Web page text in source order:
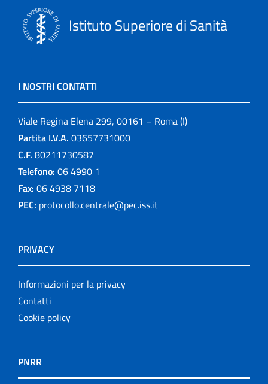
Istituto Superiore di Sanità
I NOSTRI CONTATTI
Viale Regina Elena 299, 00161 – Roma (I)
Partita I.V.A. 03657731000
C.F. 80211730587
Telefono: 06 4990 1
Fax: 06 4938 7118
PEC: protocollo.centrale@pec.iss.it
PRIVACY
Informazioni per la privacy
Contatti
Cookie policy
PNRR